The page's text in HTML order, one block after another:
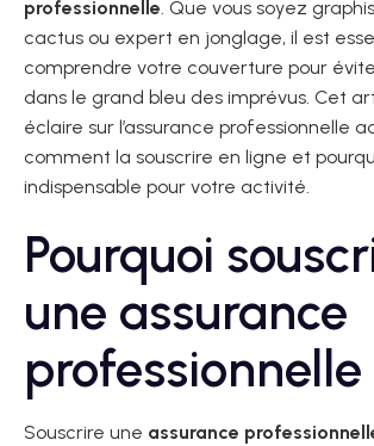
professionnelle. Que vous soyez
cactus ou expert en jonglage, il est
comprendre votre couverture pour
dans le grand bleu des imprévus. Cet
éclaire sur l’assurance professionnelle
comment la souscrire en ligne et
indispensable pour votre activité.
Pourquoi
une assurance
professionnelle
Souscrire une assurance